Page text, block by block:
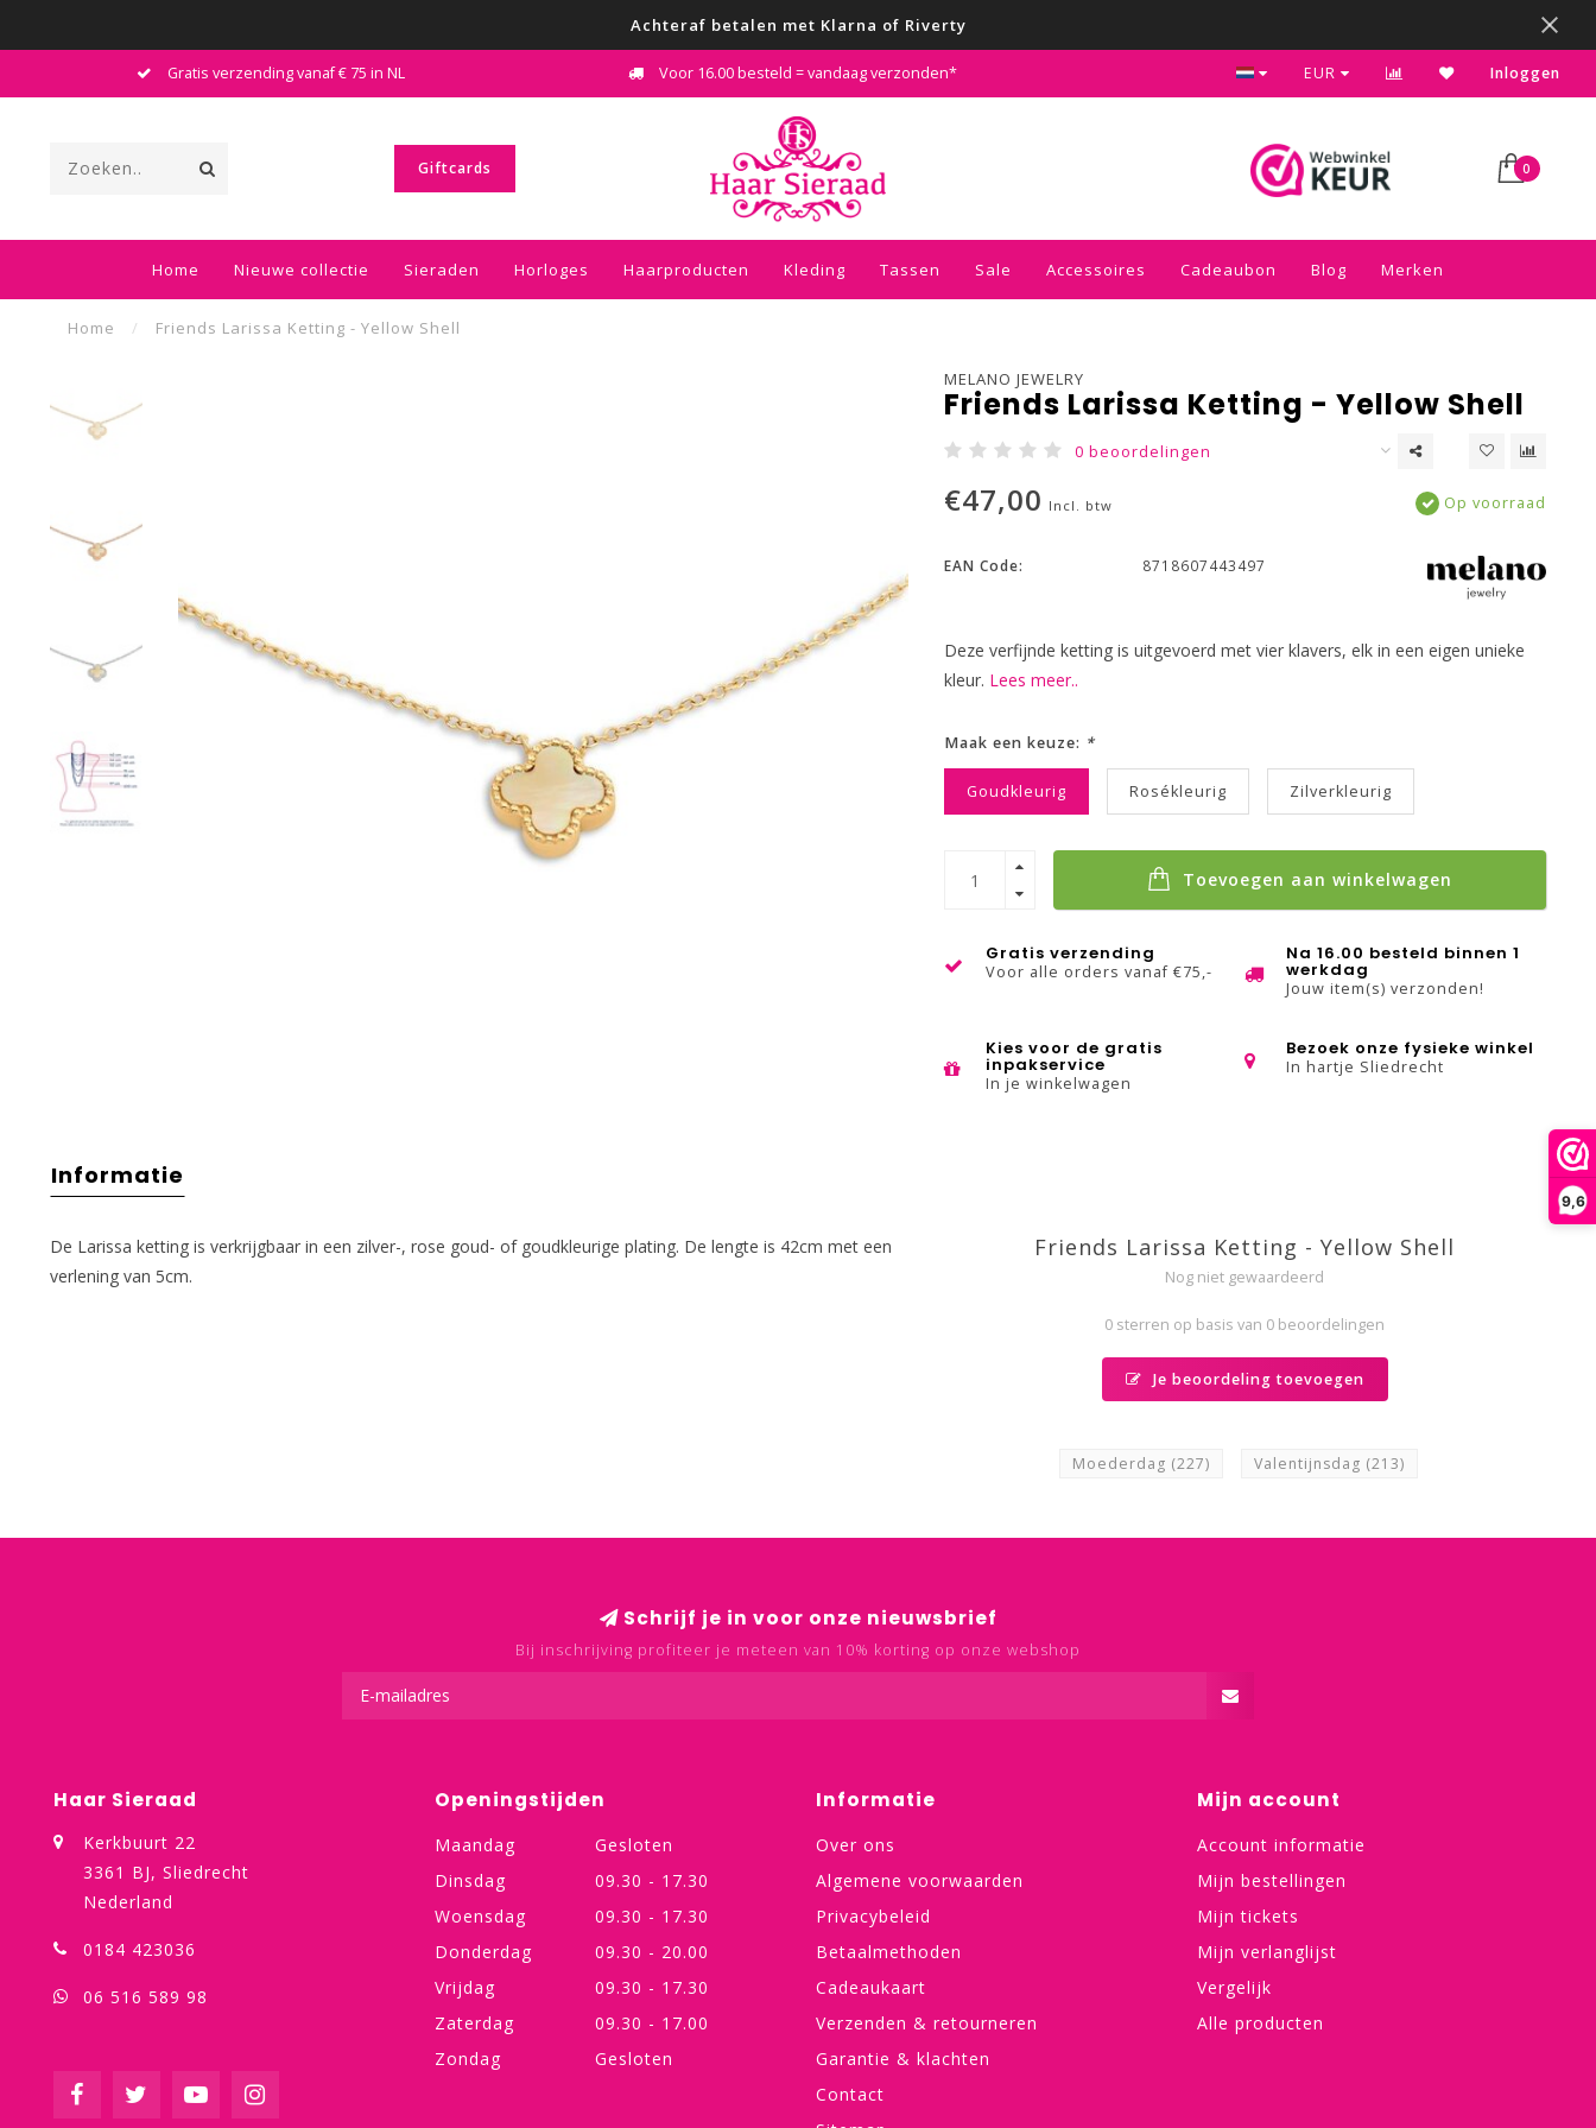
9,6
Achteraf betalen met Klarna of Riverty
Gratis verzending vanaf € 75 in NL Voor 16.00 besteld = vandaag verzonden* Kies voor de gratis inpakservice in je winkelwagen
EUR Inloggen
Giftcards 0
Home Nieuwe collectie Sieraden Horloges Haarproducten Kleding Tassen Sale Accessoires Cadeaubon Blog Merken
Home / Friends Larissa Ketting - Yellow Shell
MELANO JEWELRY
Friends Larissa Ketting - Yellow Shell
0 beoordelingen
€47,00 Incl. btw Op voorraad
EAN Code: 8718607443497
Deze verfijnde ketting is uitgevoerd met vier klavers, elk in een eigen unieke
kleur. Lees meer..
Maak een keuze: *
Goudkleurig Rosékleurig Zilverkleurig
Toevoegen aan winkelwagen
Gratis verzending
Voor alle orders vanaf €75,-
Na 16.00 besteld binnen 1
werkdag
Jouw item(s) verzonden!
Kies voor de gratis
inpakservice
In je winkelwagen
Bezoek onze fysieke winkel
In hartje Sliedrecht
Informatie
De Larissa ketting is verkrijgbaar in een zilver-, rose goud- of goudkleurige plating. De lengte is 42cm met een
verlening van 5cm.
Friends Larissa Ketting - Yellow Shell
Nog niet gewaardeerd
0 sterren op basis van 0 beoordelingen
Je beoordeling toevoegen
Moederdag (227) Valentijnsdag (213)
Schrijf je in voor onze nieuwsbrief
Bij inschrijving profiteer je meteen van 10% korting op onze webshop
Haar Sieraad
Kerkbuurt 22
3361 BJ, Sliedrecht
Nederland
0184 423036
06 516 589 98
Openingstijden
Maandag
Gesloten
Dinsdag
09.30 - 17.30
Woensdag
09.30 - 17.30
Donderdag
09.30 - 20.00
Vrijdag
09.30 - 17.30
Zaterdag
09.30 - 17.00
Zondag
Gesloten
Informatie
Over ons
Algemene voorwaarden
Privacybeleid
Betaalmethoden
Cadeaukaart
Verzenden & retourneren
Garantie & klachten
Contact
Mijn account
Account informatie
Mijn bestellingen
Mijn tickets
Mijn verlanglijst
Vergelijk
Alle producten